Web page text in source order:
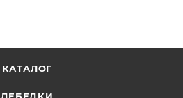
КАТАЛОГ